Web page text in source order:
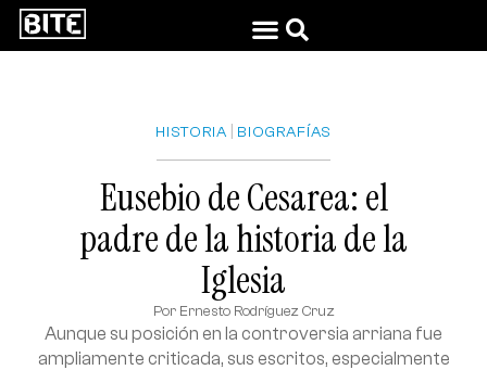
HISTORIA BIOGRAFÍAS
Eusebio de Cesarea: el
padre de la historia de la
Iglesia
Por Ernesto Rodríguez Cruz
Aunque su posición en la controversia arriana fue
ampliamente criticada, sus escritos, especialmente